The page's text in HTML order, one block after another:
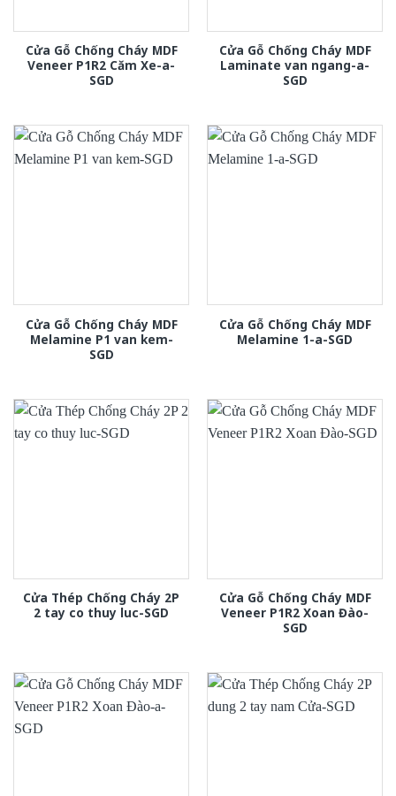
Cửa Gỗ Chống Cháy MDF
Veneer P1R2 Căm Xe-a-
SGD
Cửa Gỗ Chống Cháy MDF
Laminate van ngang-a-
SGD
Cửa Gỗ Chống Cháy MDF
Melamine P1 van kem-
SGD
Cửa Gỗ Chống Cháy MDF
Melamine 1-a-SGD
Cửa Thép Chống Cháy 2P
2 tay co thuy luc-SGD
Cửa Gỗ Chống Cháy MDF
Veneer P1R2 Xoan Đào-
SGD